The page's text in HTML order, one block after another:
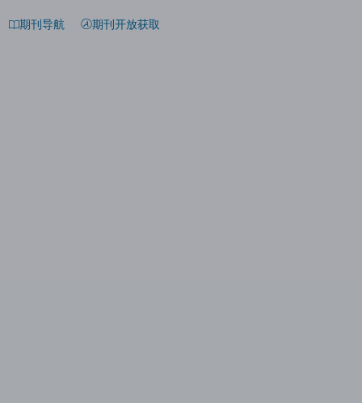
期刊导航 期刊开放获取